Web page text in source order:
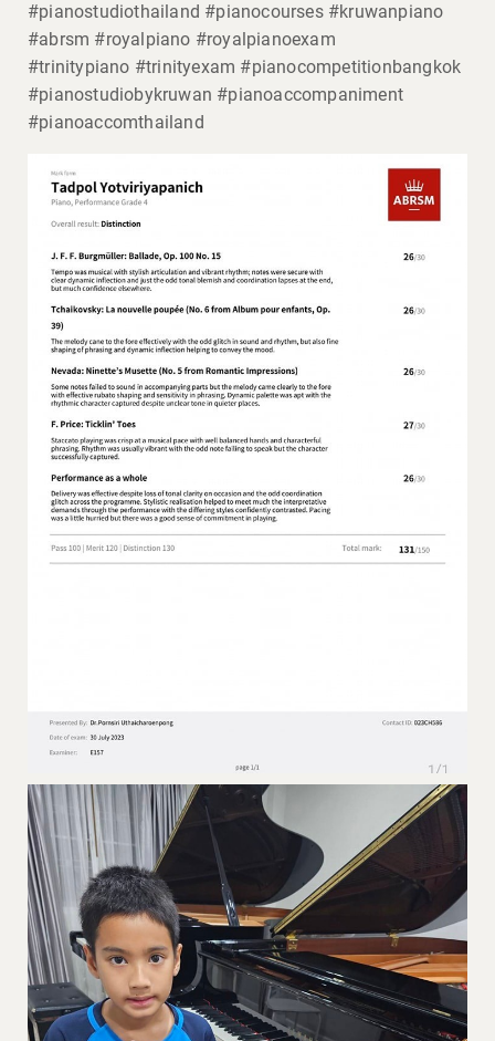
#pianostudiothailand #pianocourses #kruwanpiano
#abrsm #royalpiano #royalpianoexam
#trinitypiano #trinityexam #pianocompetitionbangkok
#pianostudiobykruwan #pianoaccompaniment
#pianoaccomthailand